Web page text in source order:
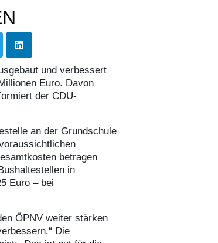
und verbessert
Euro. Davon
der CDU-
an der Grundschule
betragen
in
Euro – bei
ÖPNV weiter stärken
Die